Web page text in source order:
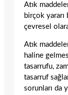
Atık
birçok yararı
çevresel
Atık
haline
tasarrufu,
tasarruf
sorunları da